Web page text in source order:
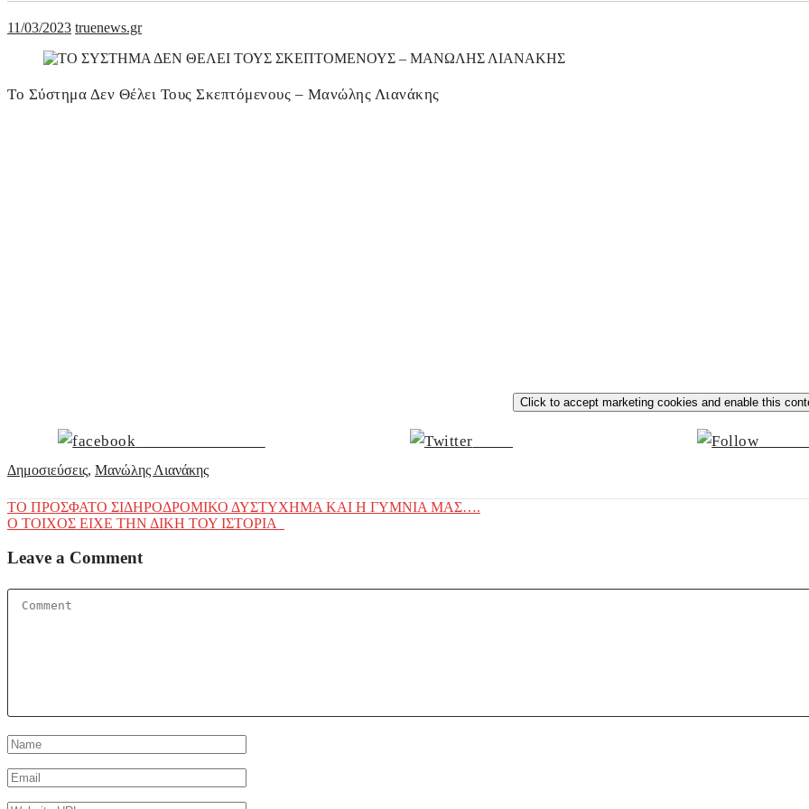
11/03/2023 truenews.gr
Το Σύστημα Δεν Θέλει Τους Σκεπτόμενους – Μανώλης Λιανάκης
Click to accept marketing cookies and enable this
Δημοσιεύσεις, Μανώλης Λιανάκης
Post
navigation
ΤΟ ΠΡΟΣΦΑΤΟ ΣΙΔΗΡΟΔΡΟΜΙΚΟ ΔΥΣTYXHMA KAI H ΓΥΜΝΙΑ ΜΑΣ….
Ο ΤΟΙΧΟΣ ΕΙΧΕ ΤΗΝ ΔΙΚΗ ΤΟΥ ΙΣΤΟΡΙΑ
Leave a Comment